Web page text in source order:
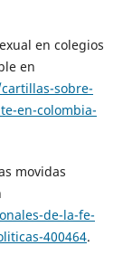
en colegios
en
sobre-
en-colombia-
movidas
de-la-fe-
400464.